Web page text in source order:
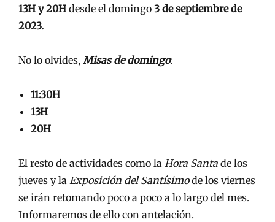
13H y 20H desde el domingo 3 de septiembre de
2023.
No lo olvides, Misas de domingo:
11:30H
13H
20H
El resto de actividades como la Hora Santa de los
jueves y la Exposición del Santísimode los viernes
se irán retomando poco a poco a lo largo del mes.
Informaremos de ello con antelación.